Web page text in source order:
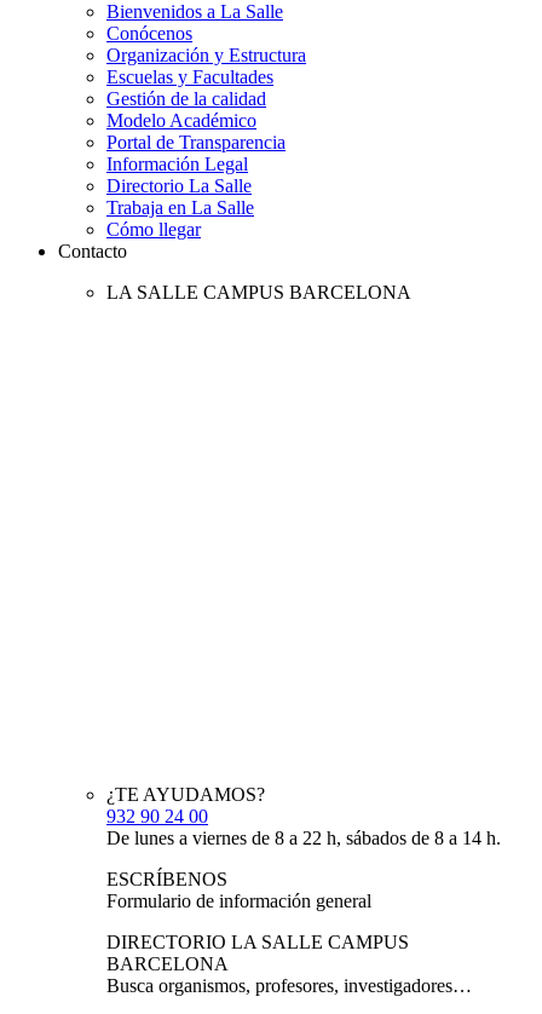
Bienvenidos a La Salle
Conócenos
Organización y Estructura
Escuelas y Facultades
Gestión de la calidad
Modelo Académico
Portal de Transparencia
Información Legal
Directorio La Salle
Trabaja en La Salle
Cómo llegar
Contacto
LA SALLE CAMPUS BARCELONA
¿TE AYUDAMOS?
932 90 24 00
De lunes a viernes de 8 a 22 h, sábados de 8 a 14 h.
ESCRÍBENOS
Formulario de información general
DIRECTORIO LA SALLE CAMPUS
BARCELONA
Busca organismos, profesores, investigadores…